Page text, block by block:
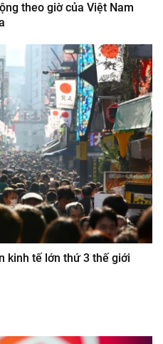
theo giờ của Việt Nam
kinh tế lớn thứ 3 thế giới